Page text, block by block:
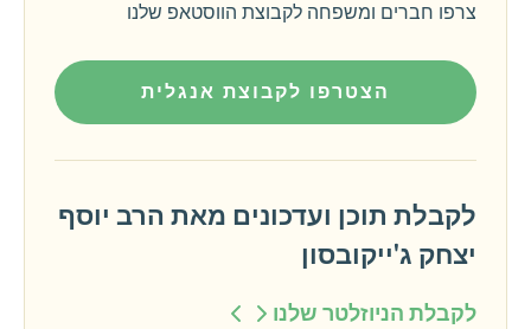
צרפו חברים ומשפחה לקבוצת הווסטאפ שלנו
הצטרפו לקבוצת אנגלית
לקבלת תוכן ועדכונים מאת הרב יוסף
יצחק ג'ייקובסון
לקבלת הניוזלטר שלנו